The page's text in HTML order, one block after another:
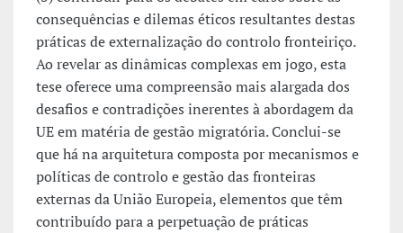
consequências e dilemas éticos resultantes destas
práticas de externalização do controlo fronteiriço.
Ao revelar as dinâmicas complexas em jogo, esta
tese oferece uma compreensão mais alargada dos
desafios e contradições inerentes à abordagem da
UE em matéria de gestão migratória. Conclui-se
que há na arquitetura composta por mecanismos e
políticas de controlo e gestão das fronteiras
externas da União Europeia, elementos que têm
contribuído para a perpetuação de práticas